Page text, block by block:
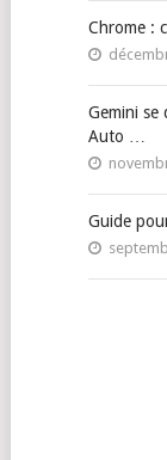
Chrome :
Gemini se
Auto …
Guide